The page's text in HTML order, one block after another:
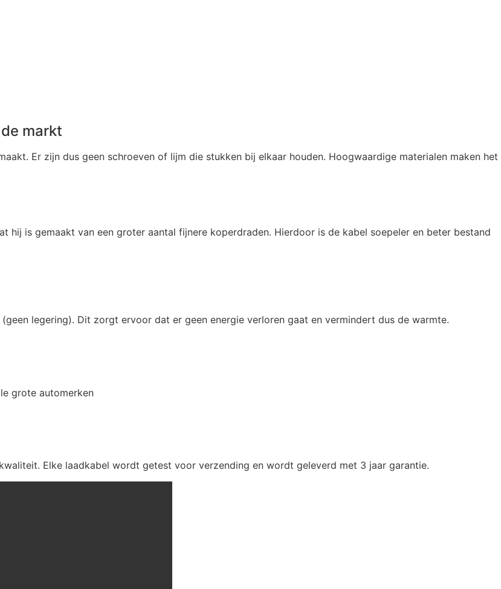
markt
Er zijn dus geen schroeven of lijm die stukken bij elkaar houden. Hoogwaardige materialen maken het
hij is gemaakt van een groter aantal fijnere koperdraden. Hierdoor is de kabel soepeler en beter bestand
legering). Dit zorgt ervoor dat er geen energie verloren gaat en vermindert dus de warmte.
grote automerken
Elke laadkabel wordt getest voor verzending en wordt geleverd met 3 jaar garantie.